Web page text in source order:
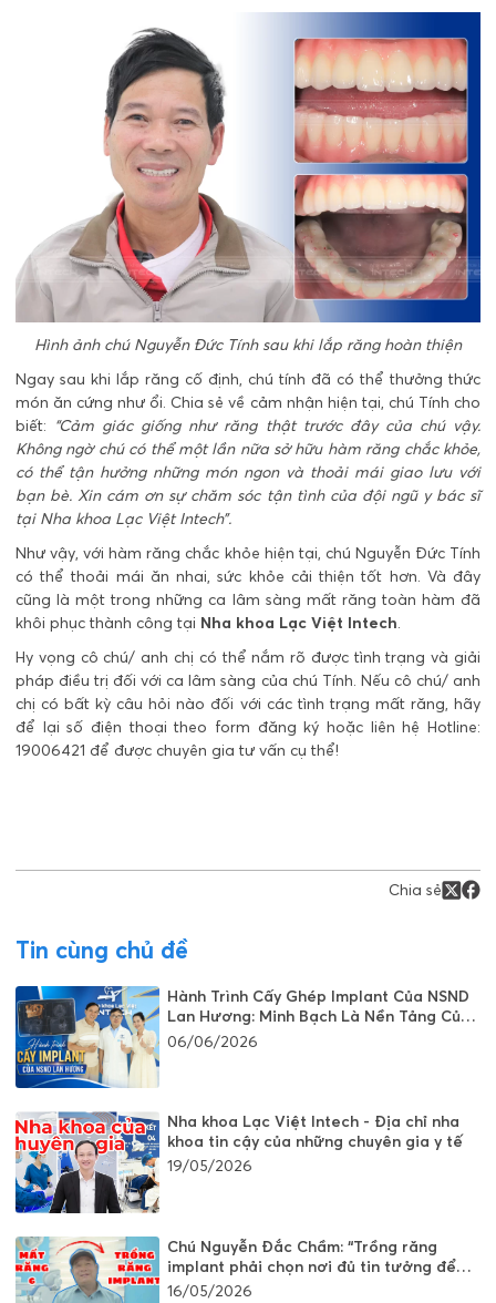
Hình ảnh chú Nguyễn Đức Tính sau khi lắp răng hoàn thiện
Ngay sau khi lắp răng cố định, chú tính đã có thể thưởng thức
món ăn cứng như ổi. Chia sẻ về cảm nhận hiện tại, chú Tính cho
biết: “Cảm giác giống như răng thật trước đây của chú vậy.
Không ngờ chú có thể một lần nữa sở hữu hàm răng chắc khỏe,
có thể tận hưởng những món ngon và thoải mái giao lưu với
bạn bè. Xin cám ơn sự chăm sóc tận tình của đội ngũ y bác sĩ
tại Nha khoa Lạc Việt Intech”.
Như vậy, với hàm răng chắc khỏe hiện tại, chú Nguyễn Đức Tính
có thể thoải mái ăn nhai, sức khỏe cải thiện tốt hơn. Và đây
cũng là một trong những ca lâm sàng mất răng toàn hàm đã
khôi phục thành công tại Nha khoa Lạc Việt Intech
Hy vọng cô chú/ anh chị có thể nắm rõ được tình trạng và giải
pháp điều trị đối với ca lâm sàng của chú Tính. Nếu cô chú/ anh
chị có bất kỳ câu hỏi nào đối với các tình trạng mất răng, hãy
để lại số điện thoại theo form đăng ký hoặc liên hệ Hotline:
19006421 để được chuyên gia tư vấn cụ thể!
Chia sẻ
Tin cùng chủ đề
Hành Trình Cấy Ghép Implant Của NSND
Lan Hương: Minh Bạch Là Nền Tảng Của
Sự An Tâm
06/06/2026
Nha khoa Lạc Việt Intech - Địa chỉ nha
khoa tin cậy của những chuyên gia y tế
19/05/2026
Chú Nguyễn Đắc Chầm: “Trồng răng
implant phải chọn nơi đủ tin tưởng để
gửi gắm sức khỏe”
16/05/2026